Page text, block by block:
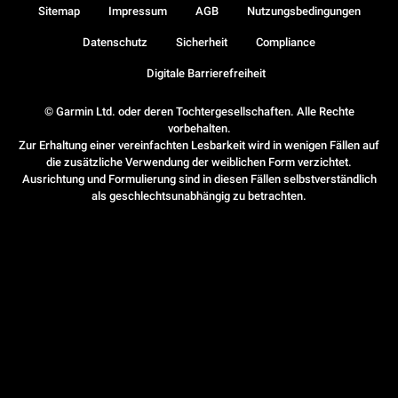
© Garmin Ltd. oder deren Tochtergesellschaften. Alle Rechte
vorbehalten.
Zur Erhaltung einer vereinfachten Lesbarkeit wird in wenigen Fällen auf
die zusätzliche Verwendung der weiblichen Form verzichtet.
Ausrichtung und Formulierung sind in diesen Fällen selbstverständlich
als geschlechtsunabhängig zu betrachten.
Sitemap Impressum AGB Nutzungsbedingungen
Datenschutz Sicherheit Compliance
Digitale Barrierefreiheit